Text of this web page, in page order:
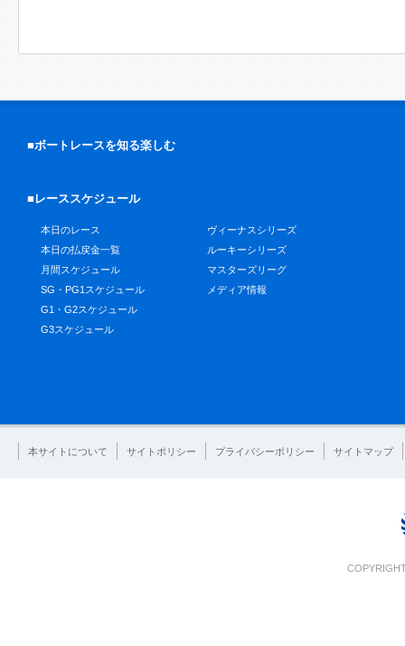
■ボートレースを知る楽しむ
■レーススケジュール
本日のレース
本日の払戻金一覧
月間スケジュール
SG・PG1スケジュール
G1・G2スケジュール
G3スケジュール
ヴィーナスシリーズ
ルーキーシリーズ
マスターズリーグ
メディア情報
本サイトについて サイトポリシー プライバシーポリシー サイトマップ